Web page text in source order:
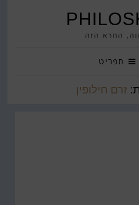
החרא הזה
תפריט
זרם חילופין